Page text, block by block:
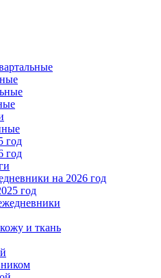
год
год
на 2026 год
год
и ткань